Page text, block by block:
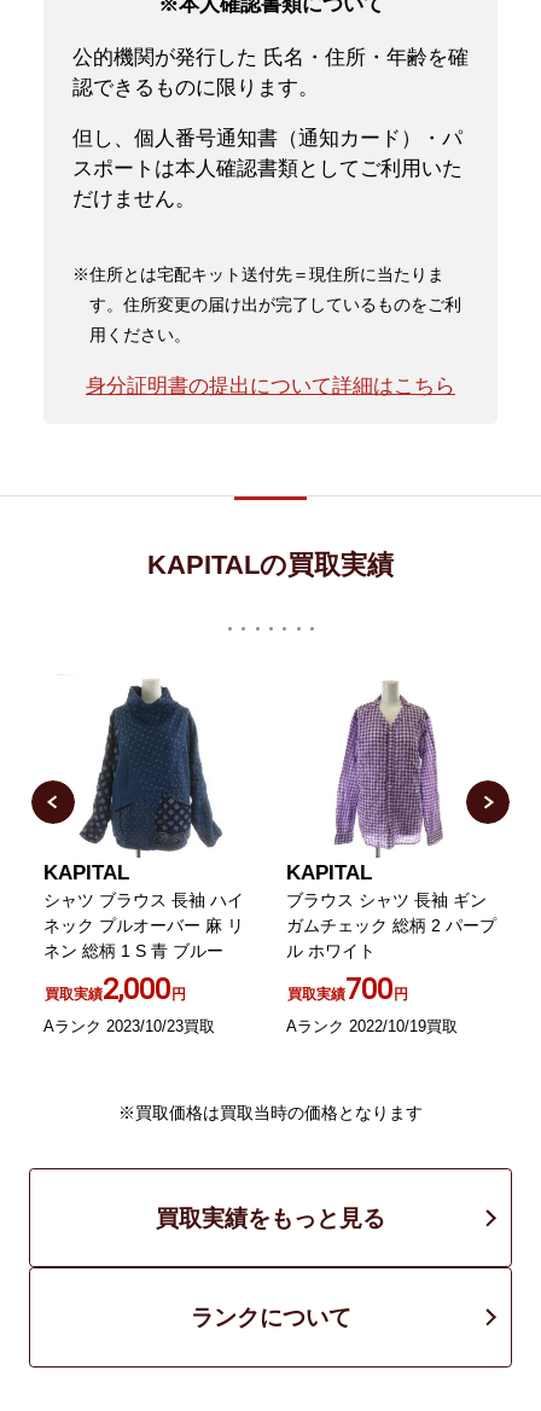
※本人確認書類について
公的機関が発行した 氏名・住所・年齢を確
認できるものに限ります。
但し、個人番号通知書（通知カード）・パ
スポートは本人確認書類としてご利用いた
だけません。
※住所とは宅配キット送付先＝現住所に当たりま
す。住所変更の届け出が完了しているものをご利
用ください。
身分証明書の提出について詳細はこちら
KAPITALの買取実績
KAPITAL
シャツ ブラウス 長袖 ハイ
ネック プルオーバー 麻 リ
ネン 総柄 1 S 青 ブルー
買取実績2,000円
Aランク 2023/10/23買取
KAPITAL
ブラウス シャツ 長袖 ギン
ガムチェック 総柄 2 パープ
ル ホワイト
買取実績700円
Aランク 2022/10/19買取
※買取価格は買取当時の価格となります
買取実績をもっと見る
ランクについて